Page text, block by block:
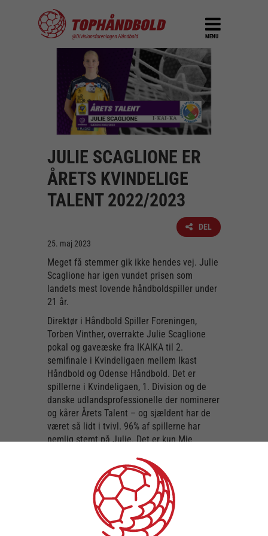
MENU
JULIE SCAGLIONE ER
ÅRETS KVINDELIGE
TALENT 2022/2023
DEL
25. maj 2023
Meget få stemmer gik ikke hendes vej. Julie
Scaglione har igen vundet prisen som
landets mest lovende håndboldspiller under
21 år.
Direktør i Håndbold Spiller Foreningen,
Torben Vinther, overrakte Julie Scaglione
pokal og gaveæske fra IKAIKA til 2.
semifinale i Kvindeligaen mellem Ikast
Håndbold og Odense Håndbold. Det er
spillerne i Kvindeligaen, 1. Division og de
danske udlandsprofessionelle der nominerer
og kårer Årets Talent – og sjældent har de
været så lidt i tvivl. 96% af spillerne har
nemlig stemt på Julie. Det er kun Mie
vundet prisen to år i træk.
Det er svært at forstå, at Julie Scaglione
stadig kun er 18 år. I sæson 2022/2023 har
hun scoret 76 mål og lavet 32 assists i 28
kampe. I august 2022 vandt hun en flot